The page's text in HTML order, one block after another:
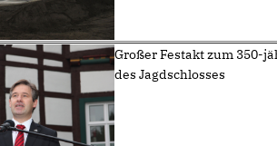
Großer Festakt zum 350-
des Jagdschlosses